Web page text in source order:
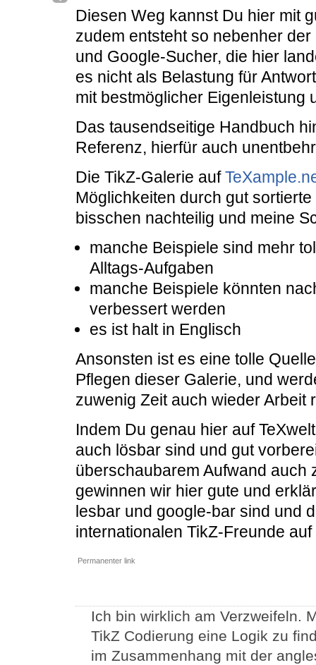
Diesen Weg kannst Du hier mit
zudem entsteht so nebenher
und Google-Sucher, die hier
es nicht als Belastung für
mit bestmöglicher Eigenleistung
Das tausendseitige Handbuch
Referenz, hierfür auch
Die TikZ-Galerie auf
Möglichkeiten durch gut
bisschen nachteilig und meine
manche Beispiele sind mehr
Alltags-Aufgaben
manche Beispiele könnten
verbessert werden
es ist halt in Englisch
Ansonsten ist es eine tolle
Pflegen dieser Galerie, und
zuwenig Zeit auch wieder Arbeit
Indem Du genau hier auf
auch lösbar sind und gut
überschaubarem Aufwand auch
gewinnen wir hier gute und
lesbar und google-bar sind und
internationalen TikZ-Freunde auf
Permanenter link
Ich bin wirklich am Verzweifeln.
TikZ Codierung eine Logik zu
im Zusammenhang mit der